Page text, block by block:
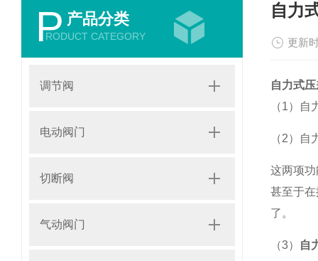
P 产品分类
RODUCT CATEGORY
调节阀
电动阀门
切断阀
气动阀门
自力
更新
自力式
（1）
（2）
这两项
甚至于
了。
（3） 自